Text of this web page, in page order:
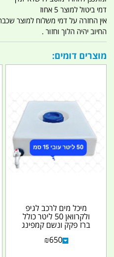
דמי ביטול למוצר 5 אחוז
אין החזרה על דמי משלוח למוצר
החיוב יהיה הלוך וחזור .
מוצרים דומים:
מיכל מים לרכב לגיפ
ולקרוואן 50 ליטר כולל
ברז פקק ונשם קמפינג
₪650